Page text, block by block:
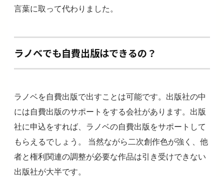
言葉に取って代わりました。
ラノベでも自費出版はできるの？
ラノベを自費出版で出すことは可能です。出版社の中
には自費出版のサポートをする会社があります。出版
社に申込をすれば、ラノベの自費出版をサポートして
もらえるでしょう。 当然ながら二次創作色が強く、他
者と権利関連の調整が必要な作品は引き受けできない
出版社が大半です。